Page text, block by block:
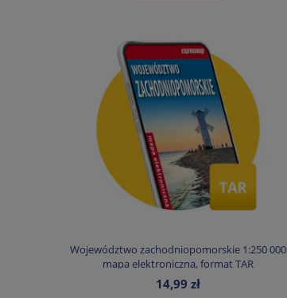
Województwo zachodniopomorskie 1:250 000
mapa elektroniczna, format TAR
14,99 zł